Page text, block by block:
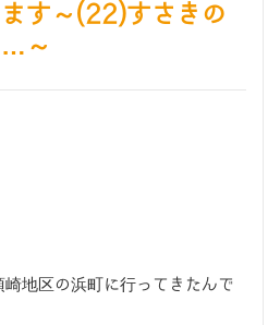
す～(22)すさきの
…～
地区の浜町に行ってきたんで